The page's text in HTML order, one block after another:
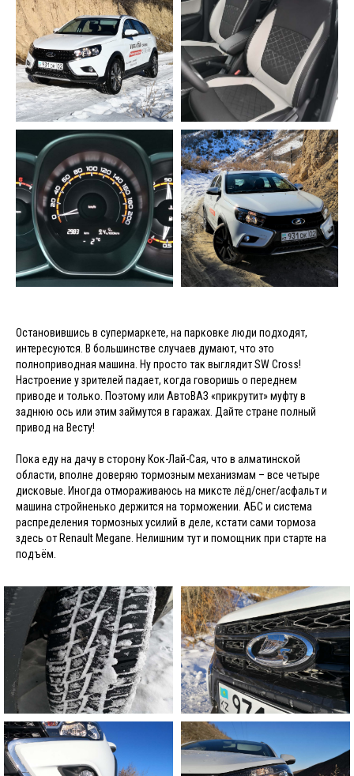
Остановившись в супермаркете, на парковке люди подходят,
интересуются. В большинстве случаев думают, что это
полноприводная машина. Ну просто так выглядит SW Cross!
Настроение у зрителей падает, когда говоришь о переднем
приводе и только. Поэтому или АвтоВАЗ «прикрутит» муфту в
заднюю ось или этим займутся в гаражах. Дайте стране полный
привод на Весту!
Пока еду на дачу в сторону Кок-Лай-Сая, что в алматинской
области, вполне доверяю тормозным механизмам – все четыре
дисковые. Иногда отмораживаюсь на миксте лёд/снег/асфальт и
машина стройненько держится на торможении. АБС и система
распределения тормозных усилий в деле, кстати сами тормоза
здесь от Renault Megane. Нелишним тут и помощник при старте на
подъём.